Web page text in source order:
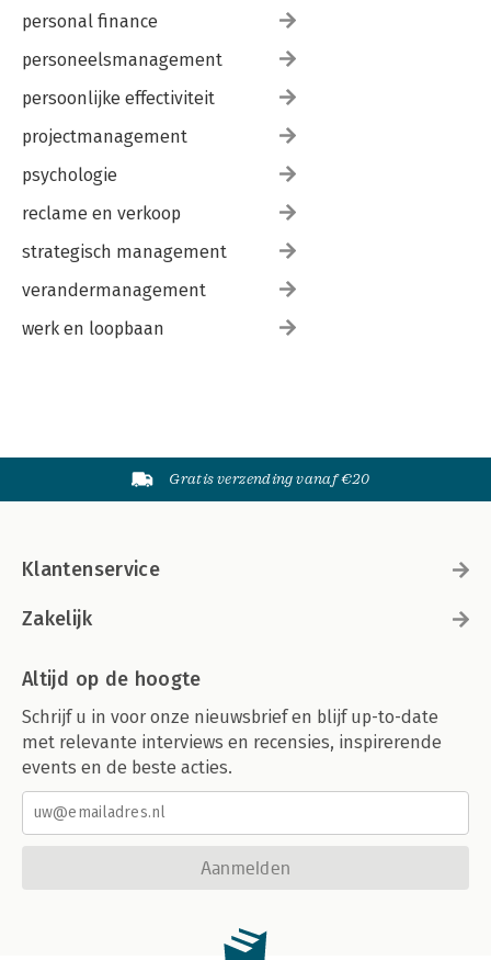
personal finance
personeelsmanagement
persoonlijke effectiviteit
projectmanagement
psychologie
reclame en verkoop
strategisch management
verandermanagement
werk en loopbaan
Gratis verzending vanaf €20
Klantenservice
Zakelijk
Altijd op de hoogte
Schrijf u in voor onze nieuwsbrief en blijf up-to-date
met relevante interviews en recensies, inspirerende
events en de beste acties.
Aanmelden